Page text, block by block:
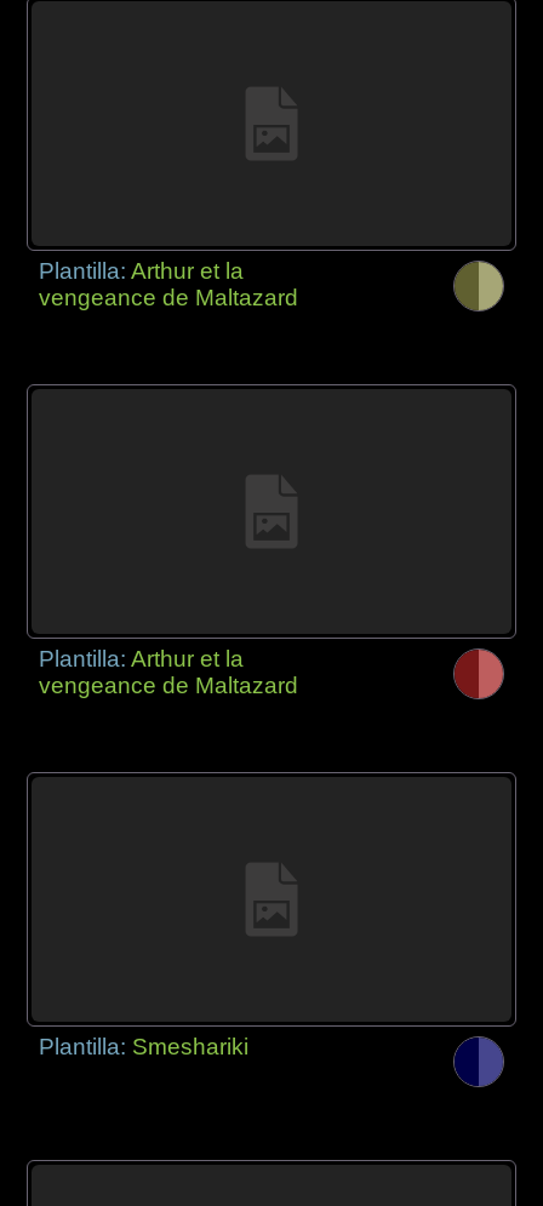
Plantilla:Arthur et la
vengeance de Maltazard
Plantilla:Arthur et la
vengeance de Maltazard
Plantilla: Smeshariki